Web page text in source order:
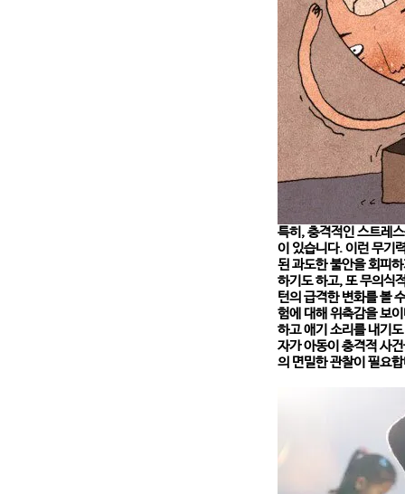
특히, 충격적인 스트레
이 있습니다. 이런 무기
된 과도한 불안을 회피
하기도 하고, 또 무의식
턴의 급격한 변화를 볼
험에 대해 위축감을 보
하고 애기 소리를 내기
자가 아동이 충격적 사
의 면밀한 관찰이 필요